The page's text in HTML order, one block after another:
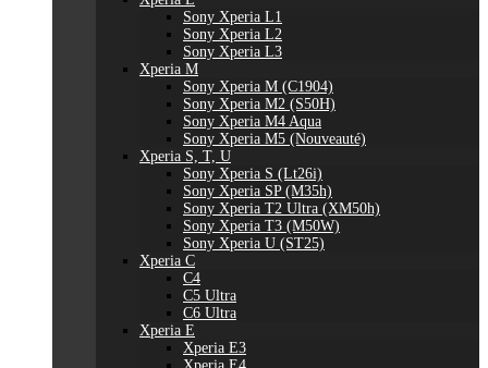
Sony Xperia L1
Sony Xperia L2
Sony Xperia L3
Xperia M
Sony Xperia M (C1904)
Sony Xperia M2 (S50H)
Sony Xperia M4 Aqua
Sony Xperia M5 (Nouveauté)
Xperia S, T, U
Sony Xperia S (Lt26i)
Sony Xperia SP (M35h)
Sony Xperia T2 Ultra (XM50h)
Sony Xperia T3 (M50W)
Sony Xperia U (ST25)
Xperia C
C4
C5 Ultra
C6 Ultra
Xperia E
Xperia E3